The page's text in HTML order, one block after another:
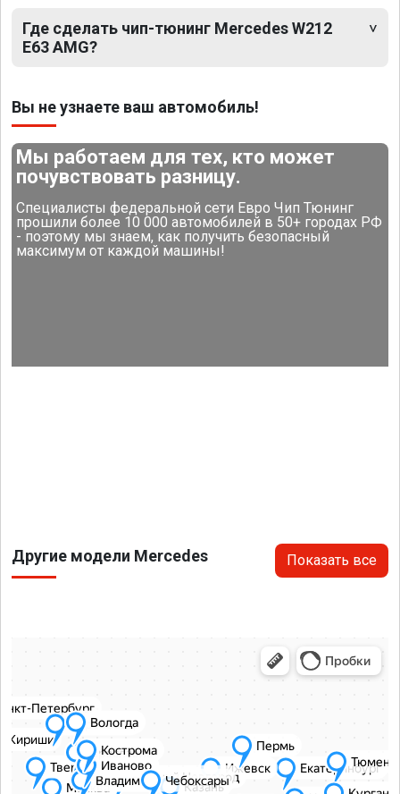
Где сделать чип-тюнинг Mercedes W212
E63 AMG?
Вы не узнаете ваш автомобиль!
Мы работаем для тех, кто может
почувствовать разницу.
Специалисты федеральной сети Евро Чип Тюнинг
прошили более 10 000 автомобилей в 50+ городах РФ
- поэтому мы знаем, как получить безопасный
максимум от каждой машины!
Другие модели Mercedes Показать все